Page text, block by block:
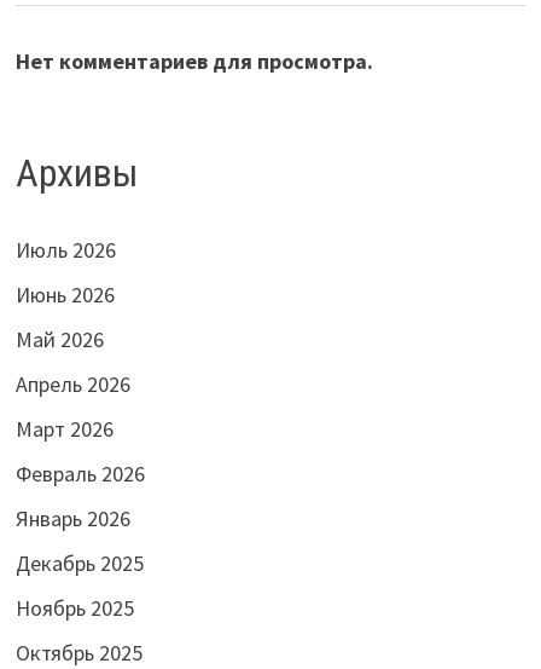
Нет комментариев для просмотра.
Архивы
Июль 2026
Июнь 2026
Май 2026
Апрель 2026
Март 2026
Февраль 2026
Январь 2026
Декабрь 2025
Ноябрь 2025
Октябрь 2025